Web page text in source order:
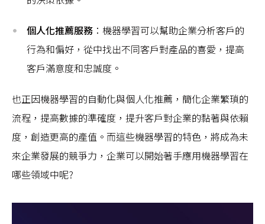
個人化推薦服務 ：機器學習可以幫助企業分析客戶的
行為和偏好，從中找出不同客戶對產品的喜愛，提高
客戶滿意度和忠誠度。
也正因機器學習的自動化與個人化推薦，簡化企業繁瑣的
流程，提高數據的準確度，提升客戶對企業的黏著與依賴
度，創造更高的產值。而這些機器學習的特色，將成為未
來企業發展的競爭力，企業可以開始著手應用機器學習在
哪些領域中呢?